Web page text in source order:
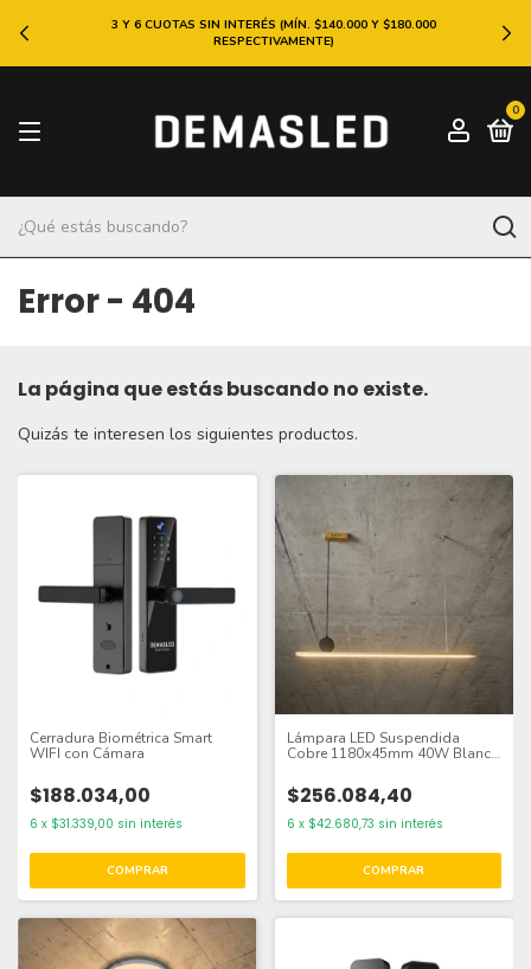
3 Y 6 CUOTAS SIN INTERÉS (MÍN. $140.000 Y $180.000
RESPECTIVAMENTE)
0
Error - 404
La página que estás buscando no existe.
Quizás te interesen los siguientes productos.
Cerradura Biométrica Smart
WIFI con Cámara
$188.034,00
6 x $31.339,00 sin interés
Lámpara LED Suspendida
Cobre 1180x45mm 40W Blanco
$256.084,40
6 x $42.680,73 sin interés